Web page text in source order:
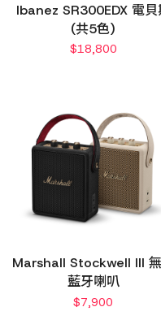
Ibanez SR300EDX 電貝
(共5色)
$18,800
Marshall Stockwell III
藍牙喇叭
$7,900